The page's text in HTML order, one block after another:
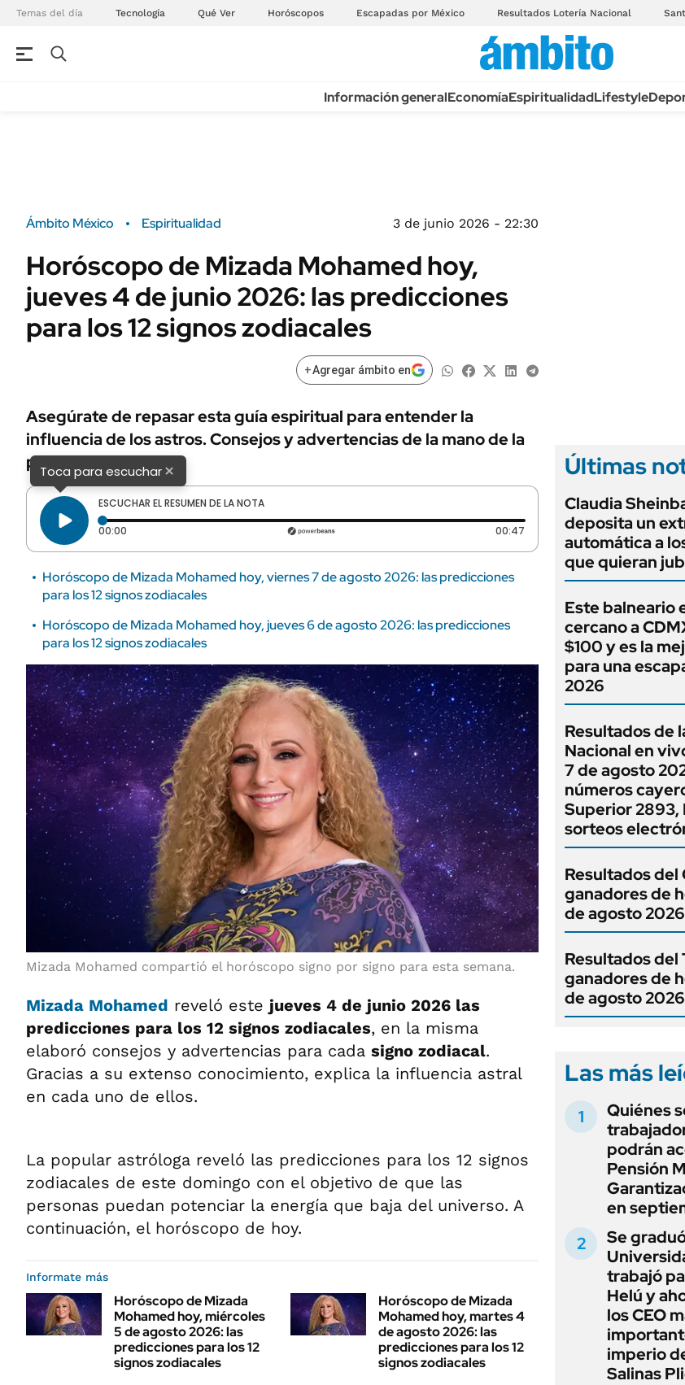
Temas del día Tecnología Qué Ver Horóscopos Escapadas por México Resultados Lotería Nacional
Información generalEconomíaEspiritualidadLifestyle
Ámbito México Espiritualidad 3 de junio 2026 - 22:30
Horóscopo de Mizada Mohamed hoy,
jueves 4 de junio 2026: las predicciones
para los 12 signos zodiacales
+Agregar ámbito en
Asegúrate de repasar esta guía espiritual para entender la
influencia de los astros. Consejos y advertencias de la mano de la
popular astróloga.
Toca para escuchar×
ESCUCHAR EL RESUMEN DE LA NOTA
00:00 Tiempo transcurrido: 0 segundos 00:47 Duración: 47 segundos
Horóscopo de Mizada Mohamed hoy, viernes 7 de agosto 2026: las predicciones
para los 12 signos zodiacales
Horóscopo de Mizada Mohamed hoy, jueves 6 de agosto 2026: las predicciones
para los 12 signos zodiacales
Mizada Mohamed compartió el horóscopo signo por signo para esta semana.
Mizada Mohamed reveló este jueves 4 de junio 2026 las
predicciones para los 12 signos zodiacales, en la misma
elaboró consejos y advertencias para cada signo zodiacal.
Gracias a su extenso conocimiento, explica la influencia astral
en cada uno de ellos.
La popular astróloga reveló las predicciones para los 12 signos
zodiacales de este domingo con el objetivo de que las
personas puedan potenciar la energía que baja del universo. A
continuación, el horóscopo de hoy.
Informate más
Horóscopo de Mizada
Mohamed hoy, miércoles
5 de agosto 2026: las
predicciones para los 12
signos zodiacales
Horóscopo de Mizada
Mohamed hoy, martes 4
de agosto 2026: las
predicciones para los 12
signos zodiacales
Últimas
Claudia
deposita un
automática a
que quieran
Este balneario
cercano a
$100 y es la
para una
2026
Resultados de
Nacional en
7 de agosto
números
Superior
sorteos
Resultados del
ganadores de
de agosto 2026
Resultados del
ganadores de
de agosto 2026
Las más
Quiénes
podrán
Pensión
en
Se
trabajó
Helú y
los CEO
imperio
Salinas